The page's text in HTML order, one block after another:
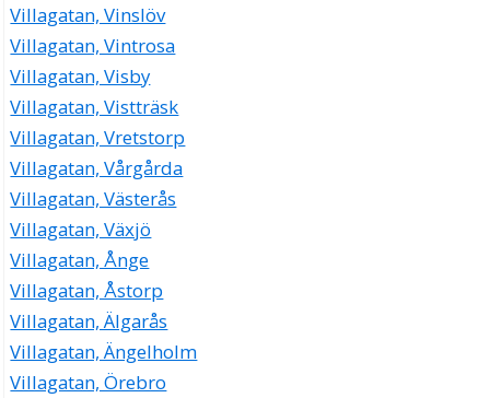
Villagatan, Vinslöv
Villagatan, Vintrosa
Villagatan, Visby
Villagatan, Vistträsk
Villagatan, Vretstorp
Villagatan, Vårgårda
Villagatan, Västerås
Villagatan, Växjö
Villagatan, Ånge
Villagatan, Åstorp
Villagatan, Älgarås
Villagatan, Ängelholm
Villagatan, Örebro